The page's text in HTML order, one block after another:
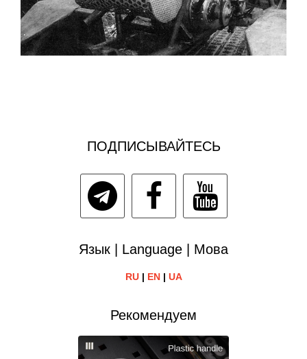
ПОДПИСЫВАЙТЕСЬ
Язык | Language | Мова
RU| EN| UA
Рекомендуем